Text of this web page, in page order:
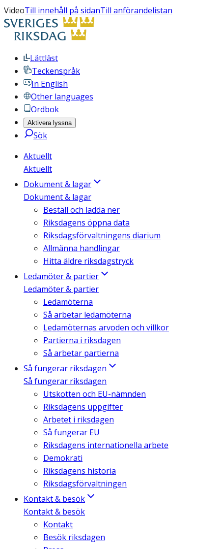
VideoTill innehåll på sidanTill anförandelistan
Lättläst
Teckenspråk
In English
Other languages
Ordbok
Aktivera lyssna
Sök
Aktuellt
Aktuellt
Dokument & lagar
Dokument & lagar
Beställ och ladda ner
Riksdagens öppna data
Riksdagsförvaltningens diarium
Allmänna handlingar
Hitta äldre riksdagstryck
Ledamöter & partier
Ledamöter & partier
Ledamöterna
Så arbetar ledamöterna
Ledamöternas arvoden och villkor
Partierna i riksdagen
Så arbetar partierna
Så fungerar riksdagen
Så fungerar riksdagen
Utskotten och EU-nämnden
Riksdagens uppgifter
Arbetet i riksdagen
Så fungerar EU
Riksdagens internationella arbete
Demokrati
Riksdagens historia
Riksdagsförvaltningen
Kontakt & besök
Kontakt & besök
Kontakt
Besök riksdagen